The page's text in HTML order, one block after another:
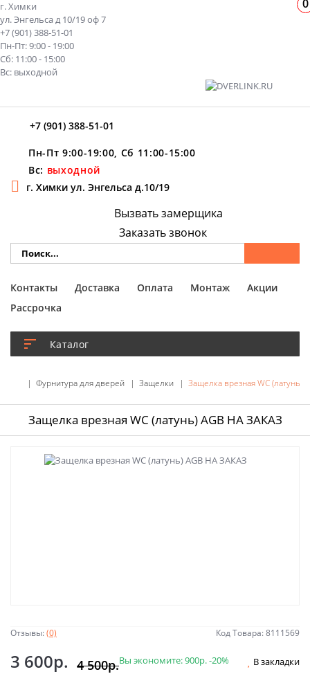
г. Химки
ул. Энгельса д 10/19 оф 7
+7 (901) 388-51-01
Пн-Пт: 9:00 - 19:00
Сб: 11:00 - 15:00
Вс: выходной
+7 (901) 388-51-01
Пн-Пт 9:00-19:00, Сб 11:00-15:00
Вс: выходной
г. Химки ул. Энгельса д.10/19
Каталог
Вызвать замерщика
Заказать звонок
Контакты Доставка Оплата Монтаж
Акции
Рассрочка
Фурнитура для дверей Защелки Защелка врезная WC (латунь)
Защелка врезная WC (латунь) AGB НА ЗАКАЗ
Отзывы:(0) Код Товара: 8111569
3 600р. 4 500р.Вы экономите:900р.-20% В закладки
0